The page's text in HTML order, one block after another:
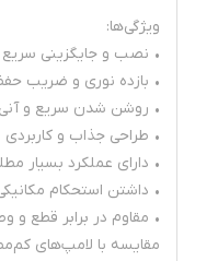
ویژگی‌ها:
• نصب و جایگزینی
• بازده نوری و ضریب حفظ
• روشن شدن سریع و آنی
• طراحی جذاب و کاربردی
• دارای عملکرد بسیار
• داشتن استحکام
• مقاوم در برابر قطع و
مقایسه با لامپ‌های